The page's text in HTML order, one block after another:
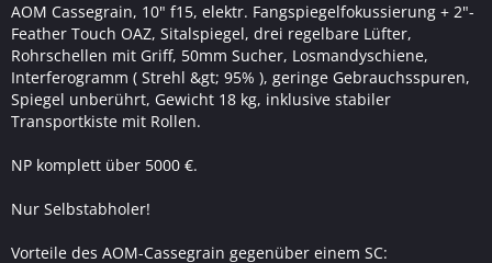
AOM Cassegrain, 10" f15, elektr. Fangspiegelfokussierung + 2"-
Feather Touch OAZ, Sitalspiegel, drei regelbare Lüfter,
Rohrschellen mit Griff, 50mm Sucher, Losmandyschiene,
Interferogramm ( Strehl &gt; 95% ), geringe Gebrauchsspuren,
Spiegel unberührt, Gewicht 18 kg, inklusive stabiler
Transportkiste mit Rollen.
NP komplett über 5000 €.
Nur Selbstabholer!
Vorteile des AOM-Cassegrain gegenüber einem SC: